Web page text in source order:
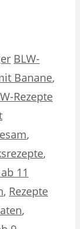
Schlagwörter
BLW-
Banane,
Rezepte
,
,
11
, Rezepte
,